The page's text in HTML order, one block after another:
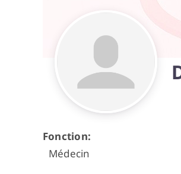
Fonction:
Médecin